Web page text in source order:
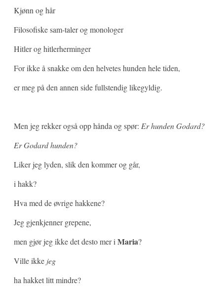
Kjønn og hår
Filosofiske sam-taler og monologer
Hitler og hitlerherminger
For ikke å snakke om den helvetes hunden hele tiden,
er meg på den annen side fullstendig likegyldig.
Men jeg rekker også opp hånda og spør: Er hunden Godard?
Er Godard hunden?
Liker jeg lyden, slik den kommer og går,
i hakk?
Hva med de øvrige hakkene?
Jeg gjenkjenner grepene,
men gjør jeg ikke det desto mer i Maria?
Ville ikke jeg
ha hakket litt mindre?